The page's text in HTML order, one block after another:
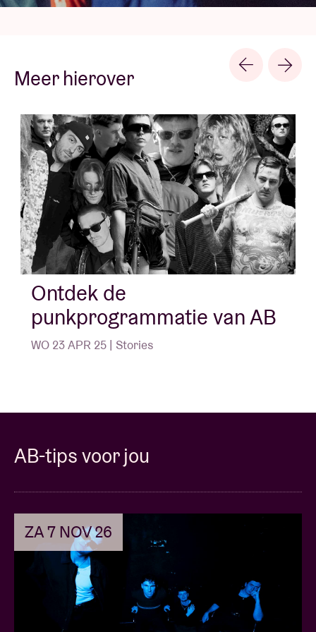
Meer hierover
Ontdek de
punkprogrammatie van AB
WO 23 APR 25 | Stories
AB-tips voor jou
ZA 7 NOV 26